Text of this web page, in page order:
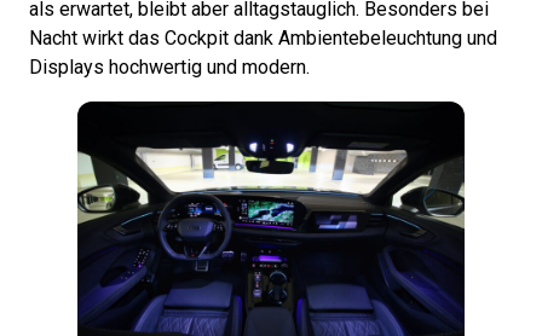
als erwartet, bleibt aber alltagstauglich. Besonders bei
Nacht wirkt das Cockpit dank Ambientebeleuchtung und
Displays hochwertig und modern.